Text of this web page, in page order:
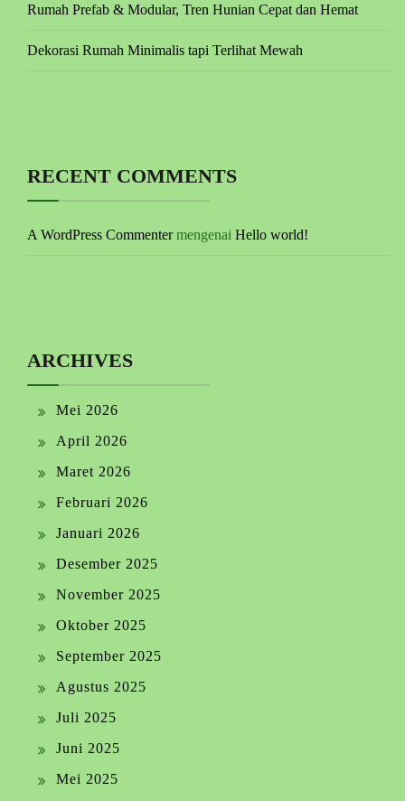
Rumah Prefab & Modular, Tren Hunian Cepat dan Hemat
Dekorasi Rumah Minimalis tapi Terlihat Mewah
RECENT COMMENTS
A WordPress Commentermengenai Hello world!
ARCHIVES
Mei 2026
April 2026
Maret 2026
Februari 2026
Januari 2026
Desember 2025
November 2025
Oktober 2025
September 2025
Agustus 2025
Juli 2025
Juni 2025
Mei 2025